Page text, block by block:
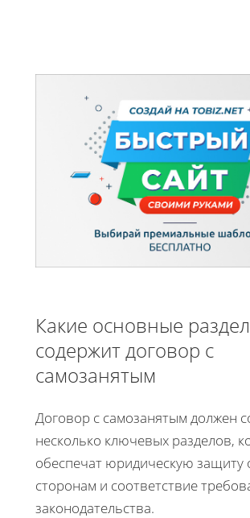
Какие основные
содержит договор с
самозанятым
Договор с самозанятым должен
несколько ключевых разделов,
обеспечат юридическую защиту
сторонам и соответствие
законодательства.